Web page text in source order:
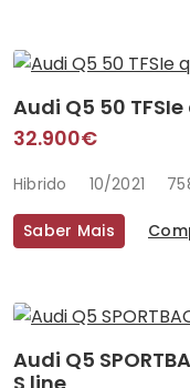
Audi Q5 50
32.900€
Hibrido 10/2021
Saber Mais
Audi Q5